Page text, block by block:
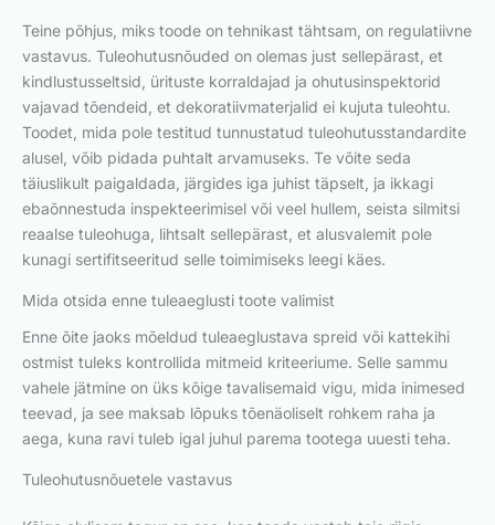
Teine põhjus, miks toode on tehnikast tähtsam, on regulatiivne
vastavus. Tuleohutusnõuded on olemas just sellepärast, et
kindlustusseltsid, ürituste korraldajad ja ohutusinspektorid
vajavad tõendeid, et dekoratiivmaterjalid ei kujuta tuleohtu.
Toodet, mida pole testitud tunnustatud tuleohutusstandardite
alusel, võib pidada puhtalt arvamuseks. Te võite seda
täiuslikult paigaldada, järgides iga juhist täpselt, ja ikkagi
ebaõnnestuda inspekteerimisel või veel hullem, seista silmitsi
reaalse tuleohuga, lihtsalt sellepärast, et alusvalemit pole
kunagi sertifitseeritud selle toimimiseks leegi käes.
Mida otsida enne tuleaeglusti toote valimist
Enne õite jaoks mõeldud tuleaeglustava spreid või kattekihi
ostmist tuleks kontrollida mitmeid kriteeriume. Selle sammu
vahele jätmine on üks kõige tavalisemaid vigu, mida inimesed
teevad, ja see maksab lõpuks tõenäoliselt rohkem raha ja
aega, kuna ravi tuleb igal juhul parema tootega uuesti teha.
Tuleohutusnõuetele vastavus